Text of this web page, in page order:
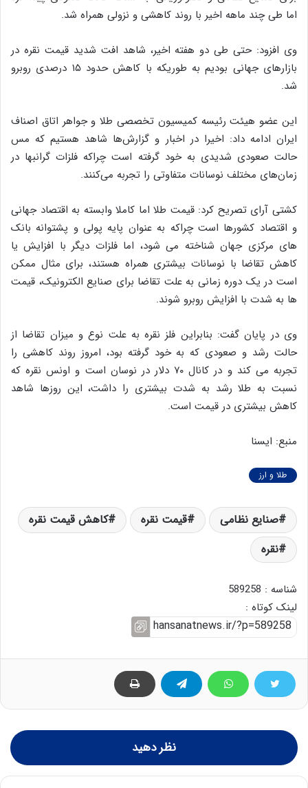
اما طی چند ماهه اخیر با روند کاهشی و نزولی همراه شد.
وی افزود: حتی طی دو هفته اخیر، شاهد افت شدید قیمت نقره در
بازارهای جهانی بودیم به طوریکه با کاهش حدود ۱۵ درصدی روبرو
شد.
این عضو هیئت رئیسه کمیسیون تخصصی طلا و جواهر اتاق اصناف
ایران ادامه داد: اخیرا در اخبار و گزارش‌ها شاهد هستیم که مس
حالت صعودی شدیدی به خود گرفته است چراکه فلزات گرانبها در
زمان‌های مختلف نوسانات متفاوتی را تجربه می‌کنند.
کشتی آرای تصریح کرد: قیمت طلا اما کاملا وابسته به اقتصاد جهانی
و اقتصاد کشورها است چراکه به عنوان پایه پولی و پشتوانه بانک
های مرکزی جهان شناخته می شود، اما فلزات دیگر با افزایش یا
کاهش تقاضا با نوسانات بیشتری همراه هستند، برای مثال ممکن
است در یک دوره زمانی به علت تقاضا برای صنایع الکترونیک، قیمت
ها به شدت با افزایش روبرو شوند.
وی در پایان گفت: بنابراین فلز نقره به علت نوع و میزان تقاضا از
حالت رشد و صعودی که به خود گرفته بود، امروز روند کاهشی را
تجربه می کند و در کانال ۷۰ دلار در نوسان است و اونس نقره که
نسبت به طلا رشد به شدت بیشتری را داشت، این روزها شاهد
کاهش بیشتری در قیمت است.
منبع: ایسنا
طلا و ارز
صنایع نظامی قیمت نقره
کاهش قیمت نقره
نقره
شناسه : 589258
لینک کوتاه :
نظر دهید